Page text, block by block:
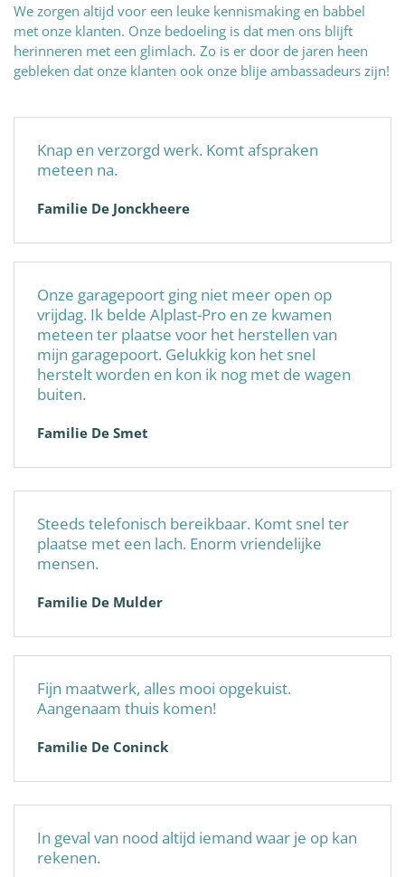
We zorgen altijd voor een leuke kennismaking en babbel
met onze klanten. Onze bedoeling is dat men ons blijft
herinneren met een glimlach. Zo is er door de jaren heen
gebleken dat onze klanten ook onze blije ambassadeurs zijn!
Knap en verzorgd werk. Komt afspraken
meteen na.
Familie De Jonckheere
Onze garagepoort ging niet meer open op
vrijdag. Ik belde Alplast-Pro en ze kwamen
meteen ter plaatse voor het herstellen van
mijn garagepoort. Gelukkig kon het snel
herstelt worden en kon ik nog met de wagen
buiten.
Familie De Smet
Steeds telefonisch bereikbaar. Komt snel ter
plaatse met een lach. Enorm vriendelijke
mensen.
Familie De Mulder
Fijn maatwerk, alles mooi opgekuist.
Aangenaam thuis komen!
Familie De Coninck
In geval van nood altijd iemand waar je op kan
rekenen.